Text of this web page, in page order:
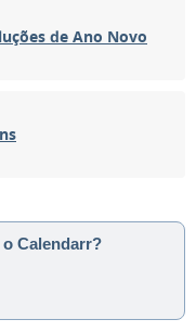
de Ano Novo
Calendarr?